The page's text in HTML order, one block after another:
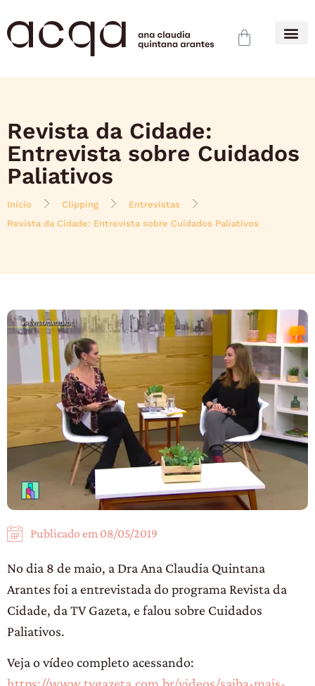
Revista da Cidade:
Entrevista sobre Cuidados
Paliativos
Início Clipping
Entrevistas
Revista da Cidade: Entrevista sobre Cuidados Paliativos
Publicado em 08/05/2019
No dia 8 de maio, a Dra Ana Claudia Quintana
Arantes foi a entrevistada do programa Revista da
Cidade, da TV Gazeta, e falou sobre Cuidados
Paliativos.
Veja o vídeo completo acessando: